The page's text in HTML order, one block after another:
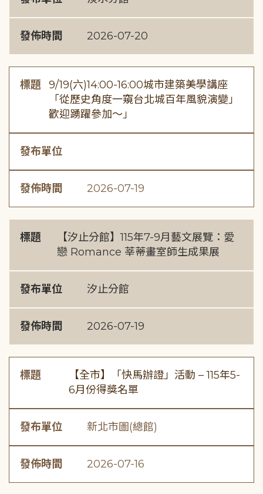
發佈時間 2026-07-20
標題 9/19(六)14:00-16:00城市建築美學講座
「從歷史角度一窺台北城百年風貌演變」
歡迎踴躍參加～」
發布單位
發佈時間 2026-07-19
標題
【汐止分館】115年7-9月藝文展覽：愛
戀 Romance 莘蒂畫室師生成果展
發布單位 汐止分館
發佈時間 2026-07-19
標題
【全市】「快馬辦證」活動 – 115年5-
6月份得獎名單
發布單位 新北市圖(總館)
發佈時間 2026-07-16